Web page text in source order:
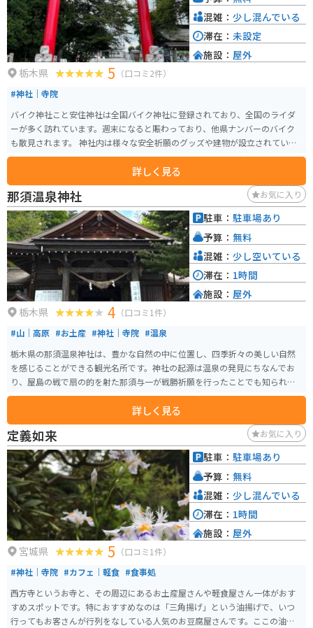
栃木県 5 （口コミ2件）
#神社｜寺院
バイク神社こと安住神社は全国バイク神社に登録されており、全国のライダ
ーが多く訪れています。週末になると賑わっており、他県ナンバーのバイク
も散見されます。 神社内は様々な安全祈願のグッズや建物が設立されていま
す。内部はかなり華やかで、ヘリコプター体験などもあり、神社とは思えな
いほど豪華な神社となってます。安住神社仕様のてる坊があります。 初詣の
時期だけ、駐車場が拡大されています。その時期はとても混んでいます。
詳しく見る
混雑： 少し混んでいる
滞在： 未設定
施設： 屋外
那須温泉神社 お気に入り
栃木県 4 （口コミ1件）
#山｜高原 #お土産 #神社｜寺院 #温泉
栃木県の那須温泉神社は、豊かな自然の中に位置し、四季折々の美しい自然
を感じることができる観光名所です。神社の起源は温泉の発見にちなんでお
り、屋島の戦で扇の的を射た那須与一が戦勝祈願を行ったことでも知られて
います。宝物殿には、那須与一ゆかりの品や乃木大将の遺品などが展示され
ているので、歴史に興味がある人も楽しめます。 那須温泉神社は、那須町の
パワースポットとしても知られており、特に1つ目の鳥居をくぐって左手にあ
るさざれ石がパワースポットとされ、触れると願いが叶うとも言われていま
す。商売繁昌、家内安全、病気平癒、身体健全、縁結びの御利益があり、那
須与一も祈願したことから必勝祈願の御利益もあるとされています。 参拝時
間は自由、ただし社務所の開けている時間は9時から16時までとなっていま
す。定休日は特になく、目の前に温泉街の広い駐車場があります。歩いて行け
るところに観光名所「殺生石」がありますので、合わせて訪れる人がほとん
どです。鳥居前に足湯もあります。
詳しく見る
駐車： 駐車場あり
予算： 無料
混雑： 少し空いている
滞在： 1時間
施設： 屋外
定義如来 お気に入り
宮城県 5 （口コミ1件）
#神社｜寺院 #カフェ｜軽食 #食事処
西方寺というお寺と、その周辺にあるお土産屋さんや軽食屋さん一体がおす
すめスポットです。特におすすめなのは「三角揚げ」という油揚げで、いつ
行ってもお客さんが行列をなしている人気のお豆腐屋さんです。ここの油揚
駐車： 駐車場あり
予算： 無料
混雑： 少し混んでいる
滞在： 1時間
施設： 屋外